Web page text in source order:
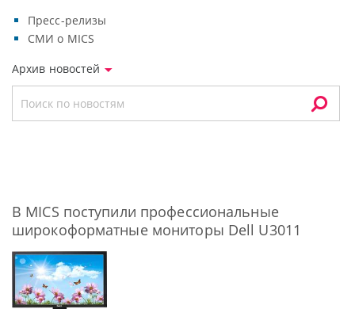
Пресс-релизы
СМИ о MICS
Архив новостей
В MICS поступили профессиональные
широкоформатные мониторы Dell U3011